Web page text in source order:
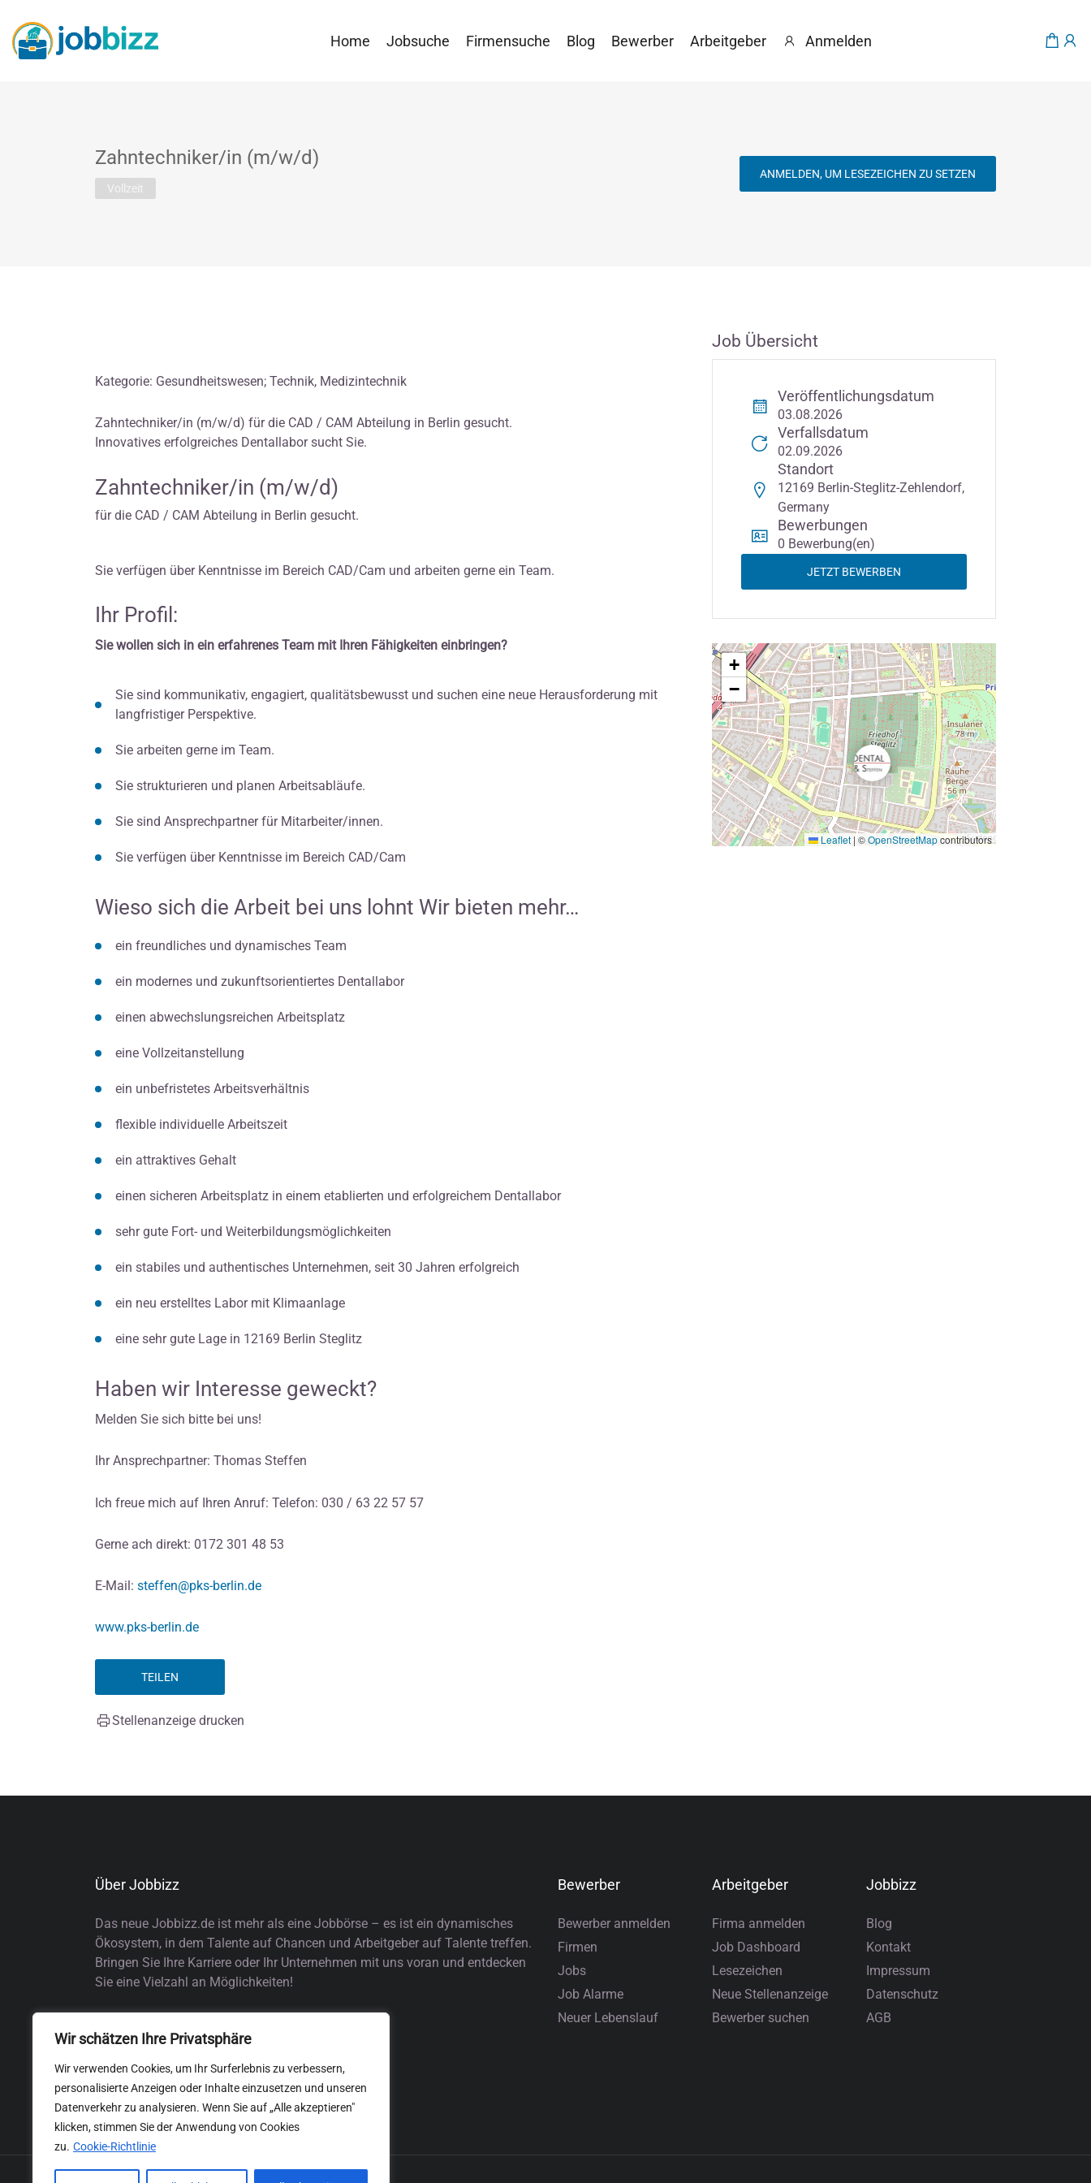
Wir schätzen Ihre Privatsphäre
Wir verwenden Cookies, um Ihr Surferlebnis zu verbessern,
personalisierte Anzeigen oder Inhalte einzusetzen und unseren
Datenverkehr zu analysieren. Wenn Sie auf „Alle akzeptieren"
klicken, stimmen Sie der Anwendung von Cookies
zu. Cookie-Richtlinie
Home Jobsuche Firmensuche Blog Bewerber Arbeitgeber Anmelden
Zahntechniker/in (m/w/d)
Vollzeit
ANMELDEN, UM LESEZEICHEN ZU SETZEN
Kategorie: Gesundheitswesen; Technik, Medizintechnik
Zahntechniker/in (m/w/d) für die CAD / CAM Abteilung in Berlin gesucht.
Innovatives erfolgreiches Dentallabor sucht Sie.
Zahntechniker/in (m/w/d)
für die CAD / CAM Abteilung in Berlin gesucht.
Sie verfügen über Kenntnisse im Bereich CAD/Cam und arbeiten gerne ein Team.
Ihr Profil:
Sie wollen sich in ein erfahrenes Team mit Ihren Fähigkeiten einbringen?
Sie sind kommunikativ, engagiert, qualitätsbewusst und suchen eine neue Herausforderung mit
langfristiger Perspektive.
Sie arbeiten gerne im Team.
Sie strukturieren und planen Arbeitsabläufe.
Sie sind Ansprechpartner für Mitarbeiter/innen.
Sie verfügen über Kenntnisse im Bereich CAD/Cam
Wieso sich die Arbeit bei uns lohnt Wir bieten mehr…
ein freundliches und dynamisches Team
ein modernes und zukunftsorientiertes Dentallabor
einen abwechslungsreichen Arbeitsplatz
eine Vollzeitanstellung
ein unbefristetes Arbeitsverhältnis
flexible individuelle Arbeitszeit
ein attraktives Gehalt
einen sicheren Arbeitsplatz in einem etablierten und erfolgreichem Dentallabor
sehr gute Fort- und Weiterbildungsmöglichkeiten
ein stabiles und authentisches Unternehmen, seit 30 Jahren erfolgreich
ein neu erstelltes Labor mit Klimaanlage
eine sehr gute Lage in 12169 Berlin Steglitz
Haben wir Interesse geweckt?
Melden Sie sich bitte bei uns!
Ihr Ansprechpartner: Thomas Steffen
Ich freue mich auf Ihren Anruf: Telefon: 030 / 63 22 57 57
Gerne ach direkt: 0172 301 48 53
E-Mail: steffen@pks-berlin.de
www.pks-berlin.de
TEILEN
Stellenanzeige drucken
Job Übersicht
Veröffentlichungsdatum
03.08.2026
Verfallsdatum
02.09.2026
Standort
12169 Berlin-Steglitz-Zehlendorf,
Germany
Bewerbungen
0 Bewerbung(en)
JETZT BEWERBEN
+
−
Leaflet | ©OpenStreetMapcontributors
Über Jobbizz
Das neue Jobbizz.de ist mehr als eine Jobbörse – es ist ein dynamisches
Ökosystem, in dem Talente auf Chancen und Arbeitgeber auf Talente treffen.
Bringen Sie Ihre Karriere oder Ihr Unternehmen mit uns voran und entdecken
Sie eine Vielzahl an Möglichkeiten!
Bewerber
Bewerber anmelden
Firmen
Jobs
Job Alarme
Neuer Lebenslauf
Arbeitgeber
Firma anmelden
Job Dashboard
Lesezeichen
Neue Stellenanzeige
Bewerber suchen
Jobbizz
Blog
Kontakt
Impressum
Datenschutz
AGB